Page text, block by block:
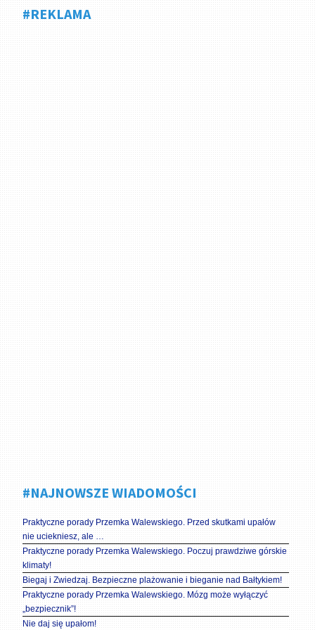
#REKLAMA
#NAJNOWSZE WIADOMOŚCI
Praktyczne porady Przemka Walewskiego. Przed skutkami upałów
nie uciekniesz, ale …
Praktyczne porady Przemka Walewskiego. Poczuj prawdziwe górskie
klimaty!
Biegaj i Zwiedzaj. Bezpieczne plażowanie i bieganie nad Bałtykiem!
Praktyczne porady Przemka Walewskiego. Mózg może wyłączyć
„bezpiecznik”!
Nie daj się upałom!